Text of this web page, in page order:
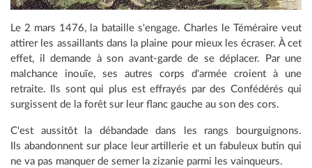
Le 2 mars 1476, la bataille s'engage. Charles le Téméraire veut
attirer les assaillants dans la plaine pour mieux les écraser. À cet
effet, il demande à son avant-garde de se déplacer. Par une
malchance inouïe, ses autres corps d'armée croient à une
retraite. Ils sont qui plus est effrayés par des Confédérés qui
surgissent de la forêt sur leur flanc gauche au son des cors.
C'est aussitôt la débandade dans les rangs bourguignons.
Ils abandonnent sur place leur artillerie et un fabuleux butin qui
ne va pas manquer de semer la zizanie parmi les vainqueurs.